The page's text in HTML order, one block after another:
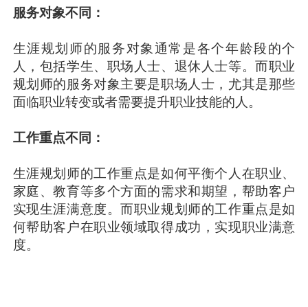
服务对象不同：
生涯规划师的服务对象通常是各个年龄段的个
人，包括学生、职场人士、退休人士等。而职业
规划师的服务对象主要是职场人士，尤其是那些
面临职业转变或者需要提升职业技能的人。
工作重点不同：
生涯规划师的工作重点是如何平衡个人在职业、
家庭、教育等多个方面的需求和期望，帮助客户
实现生涯满意度。而职业规划师的工作重点是如
何帮助客户在职业领域取得成功，实现职业满意
度。